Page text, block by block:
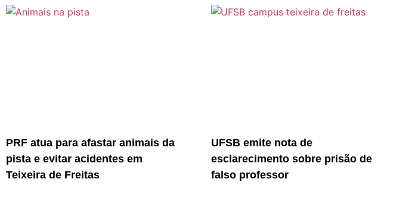
PRF atua para afastar animais da
pista e evitar acidentes em
Teixeira de Freitas
UFSB emite nota de
esclarecimento sobre prisão de
falso professor